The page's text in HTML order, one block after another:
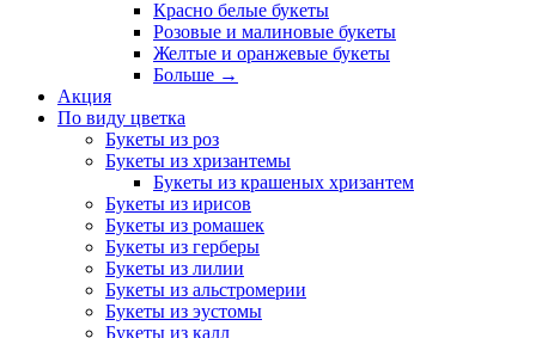
Красно белые букеты
Розовые и малиновые букеты
Желтые и оранжевые букеты
Больше →
Акция
По виду цветка
Букеты из роз
Букеты из хризантемы
Букеты из крашеных хризантем
Букеты из ирисов
Букеты из ромашек
Букеты из герберы
Букеты из лилии
Букеты из альстромерии
Букеты из эустомы
Букеты из калл